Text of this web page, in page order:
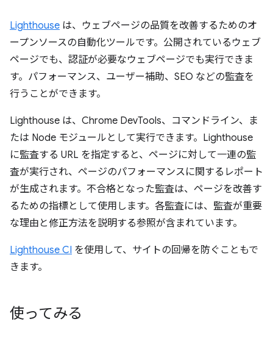
Lighthouse は、ウェブページの品質を改善するためのオ
ープンソースの自動化ツールです。公開されているウェブ
ページでも、認証が必要なウェブページでも実行できま
す。パフォーマンス、ユーザー補助、SEO などの監査を
行うことができます。
Lighthouse は、Chrome DevTools、コマンドライン、ま
たは Node モジュールとして実行できます。Lighthouse
に監査する URL を指定すると、ページに対して一連の監
査が実行され、ページのパフォーマンスに関するレポート
が生成されます。不合格となった監査は、ページを改善す
るための指標として使用します。各監査には、監査が重要
な理由と修正方法を説明する参照が含まれています。
Lighthouse CI を使用して、サイトの回帰を防ぐこともで
きます。
使ってみる